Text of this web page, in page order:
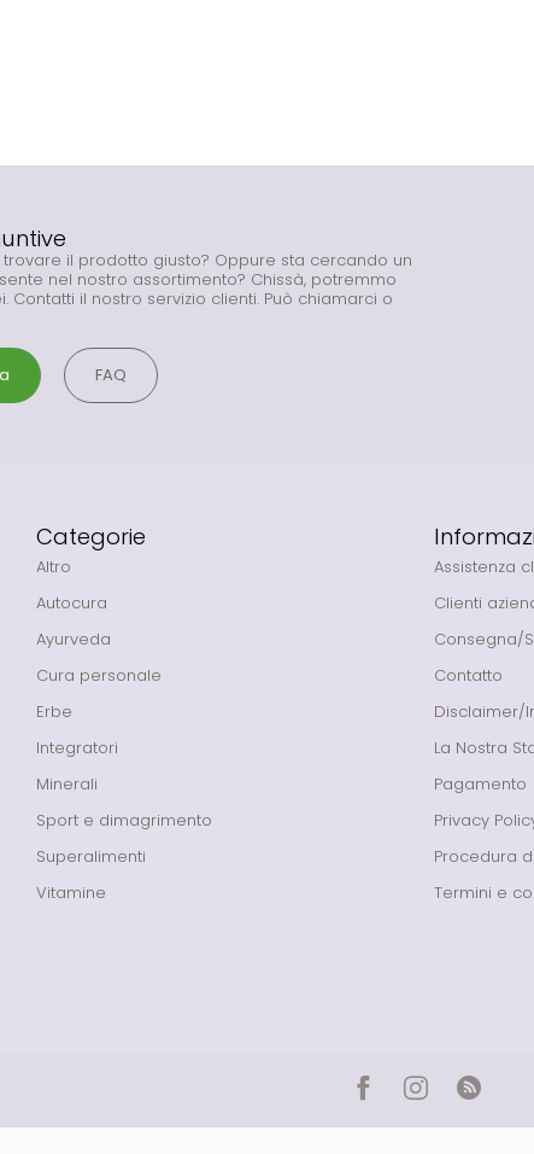
il prodotto giusto? Oppure sta cercando un
nel nostro assortimento? Chissà, potremmo
Contatti il nostro servizio clienti. Può chiamarci o
FAQ
Categorie
Altro
Autocura
Ayurveda
Cura personale
Erbe
Integratori
Minerali
Sport e dimagrimento
Superalimenti
Vitamine
Assistenza
Clienti
Consegna/
Contatto
Disclaimer/
La Nostra
Pagamento
Privacy
Procedura
Termini e